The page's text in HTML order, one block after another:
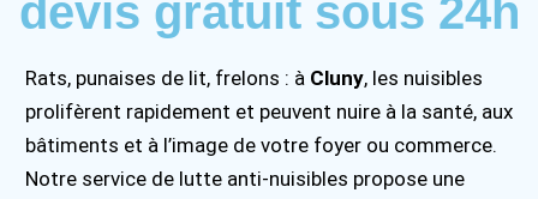
devis gratuit sous 24h
Rats, punaises de lit, frelons : à Cluny, les nuisibles
prolifèrent rapidement et peuvent nuire à la santé, aux
bâtiments et à l’image de votre foyer ou commerce.
Notre service de lutte anti-nuisibles propose une